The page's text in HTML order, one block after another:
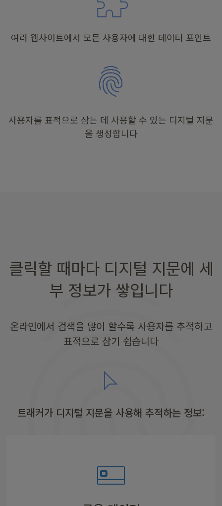
여러 웹사이트에서 모든 사용자에 대한 데이터 포인트
사용자를 표적으로 삼는 데 사용할 수 있는 디지털 지문
을 생성합니다
클릭할 때마다 디지털 지문에 세
부 정보가 쌓입니다
온라인에서 검색을 많이 할수록 사용자를 추적하고
표적으로 삼기 쉽습니다
트래커가 디지털 지문을 사용해 추적하는 정보: